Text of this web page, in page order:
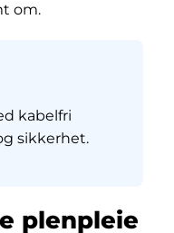
om.
kabelfri
sikkerhet.
plenpleie